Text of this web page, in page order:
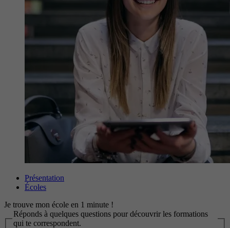
Présentation
Écoles
Je trouve mon école en 1 minute !
Réponds à quelques questions pour découvrir les formations
qui te correspondent.